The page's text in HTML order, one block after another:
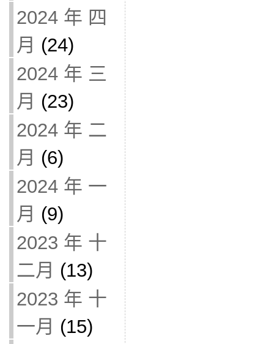
2024 年 四
月 (24)
2024 年 三
月 (23)
2024 年 二
月 (6)
2024 年 一
月 (9)
2023 年 十
二月 (13)
2023 年 十
一月 (15)